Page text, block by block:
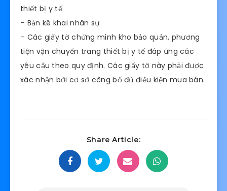
thiết bị y tế
– Bản kê khai nhân sự
– Các giấy tờ chứng minh kho bảo quản, phương
tiện vận chuyển trang thiết bị y tế đáp ứng các
yêu cầu theo quy định. Các giấy tờ này phải được
xác nhận bởi cơ sở công bố đủ điều kiện mua bán.
Share Article: